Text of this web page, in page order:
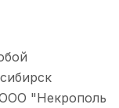
ООО "Некрополь